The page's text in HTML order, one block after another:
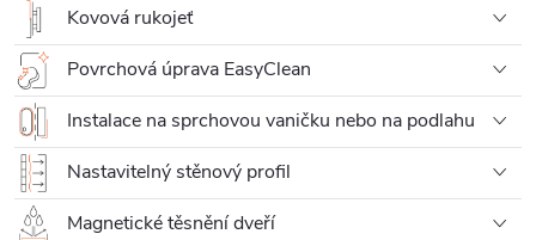
Kovová rukojeť
Povrchová úprava EasyClean
Instalace na sprchovou vaničku nebo na podlahu
Nastavitelný stěnový profil
Magnetické těsnění dveří